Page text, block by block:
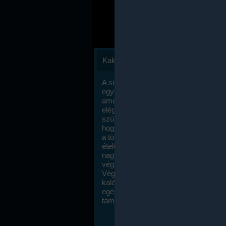
Kalóriaszámlálás
A sikeres fogyás titka valójában igen
egyszerű: égess több energiát, mint
amennyit beviszel. Természetesen
elég nagy fegyelemre és akaraterőre
szükség, de meglepődve fogod
hogy a kalóriaszámolás mennyire
a többi diétához képest. Itt nincsenek
ételek és a megengedett kalóriabevitelt
nagymértékben növelheted ha
végzel.
Végül, de nem utolsó sorban, a
kalóriaszámolás módszerét a legtöbb
egészségügyi szakorvos ajánlja és
támogatja.